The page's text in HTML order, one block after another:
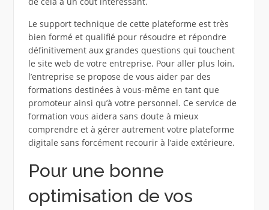
Le support technique de cette plateforme est très
bien formé et qualifié pour résoudre et répondre
définitivement aux grandes questions qui touchent
le site web de votre entreprise. Pour aller plus loin,
l’entreprise se propose de vous aider par des
formations destinées à vous-même en tant que
promoteur ainsi qu’à votre personnel. Ce service de
formation vous aidera sans doute à mieux
comprendre et à gérer autrement votre plateforme
digitale sans forcément recourir à l’aide extérieure.
Pour une bonne
optimisation de vos